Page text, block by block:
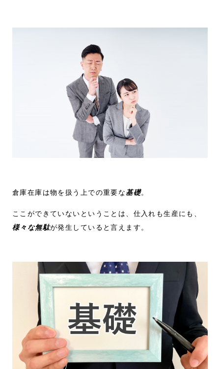
倉庫在庫は物を扱う上での重要な基礎。
ここができていないということは、仕入れも生産にも、
様々な無駄が発生していると言えます。